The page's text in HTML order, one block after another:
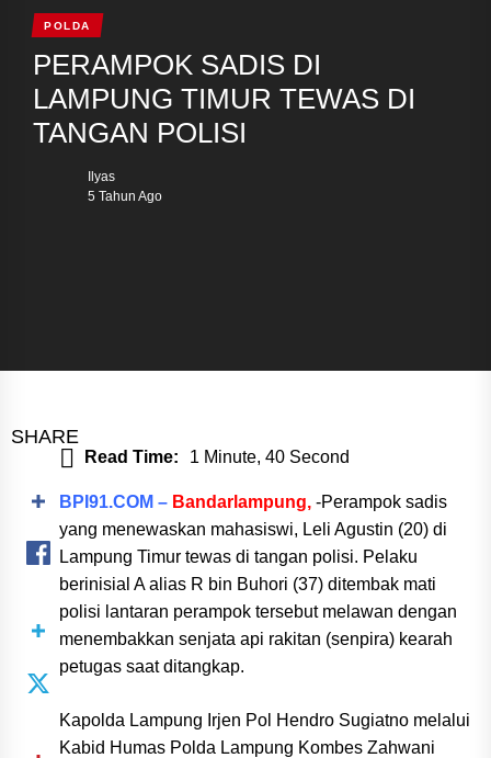
POLDA
PERAMPOK SADIS DI
LAMPUNG TIMUR TEWAS DI
TANGAN POLISI
Ilyas
5 Tahun Ago
SHARE
Read Time: 1 Minute, 40 Second
BPI91.COM – Bandarlampung,-Perampok sadis
yang menewaskan mahasiswi, Leli Agustin (20) di
Lampung Timur tewas di tangan polisi. Pelaku
berinisial A alias R bin Buhori (37) ditembak mati
polisi lantaran perampok tersebut melawan dengan
menembakkan senjata api rakitan (senpira) kearah
petugas saat ditangkap.
Kapolda Lampung Irjen Pol Hendro Sugiatno melalui
Kabid Humas Polda Lampung Kombes Zahwani